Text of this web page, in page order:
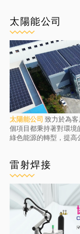
太陽能公司
太陽能公司 致力於為
個項目都秉持著對環境
綠色能源的轉型，提高
雷射焊接